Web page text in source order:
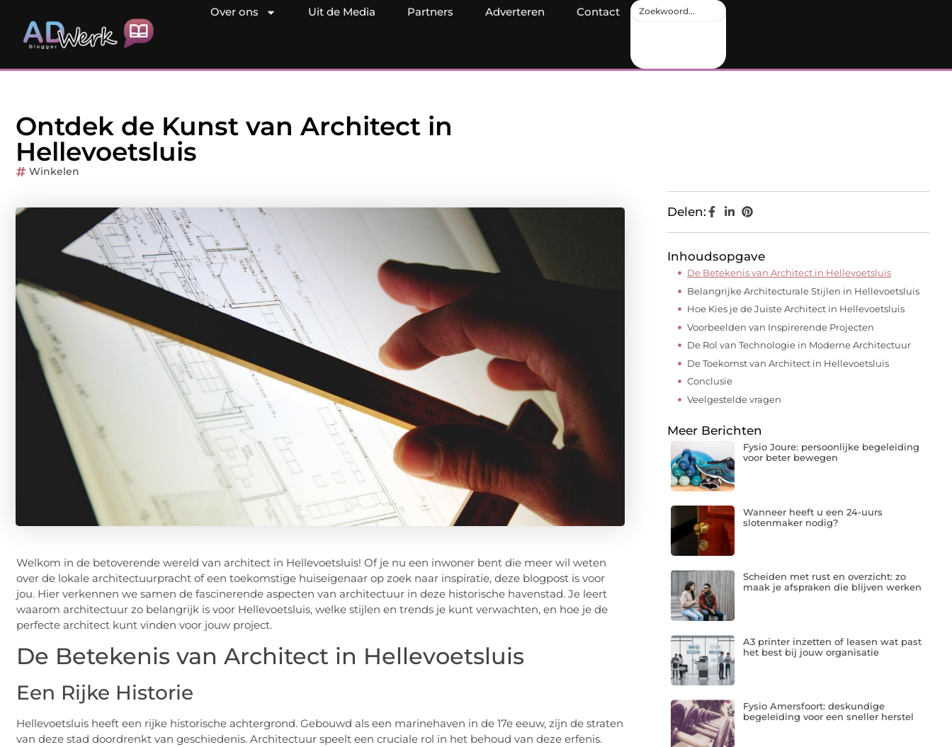
Over ons Uit de Media Partners Adverteren Contact
Ontdek de Kunst van Architect in
Hellevoetsluis
Winkelen
Welkom in de betoverende wereld van architect in Hellevoetsluis! Of je nu een inwoner bent die meer wil weten
over de lokale architectuurpracht of een toekomstige huiseigenaar op zoek naar inspiratie, deze blogpost is voor
jou. Hier verkennen we samen de fascinerende aspecten van architectuur in deze historische havenstad. Je leert
waarom architectuur zo belangrijk is voor Hellevoetsluis, welke stijlen en trends je kunt verwachten, en hoe je de
perfecte architect kunt vinden voor jouw project.
De Betekenis van Architect in Hellevoetsluis
Een Rijke Historie
Hellevoetsluis heeft een rijke historische achtergrond. Gebouwd als een marinehaven in de 17e eeuw, zijn de straten
van deze stad doordrenkt van geschiedenis. Architectuur speelt een cruciale rol in het behoud van deze erfenis.
Delen:
Inhoudsopgave
De Betekenis van Architect in Hellevoetsluis
Belangrijke Architecturale Stijlen in Hellevoetsluis
Hoe Kies je de Juiste Architect in Hellevoetsluis
Voorbeelden van Inspirerende Projecten
De Rol van Technologie in Moderne Architectuur
De Toekomst van Architect in Hellevoetsluis
Conclusie
Veelgestelde vragen
Meer Berichten
Fysio Joure: persoonlijke begeleiding
voor beter bewegen
Wanneer heeft u een 24-uurs
slotenmaker nodig?
Scheiden met rust en overzicht: zo
maak je afspraken die blijven werken
A3 printer inzetten of leasen wat past
het best bij jouw organisatie
Fysio Amersfoort: deskundige
begeleiding voor een sneller herstel